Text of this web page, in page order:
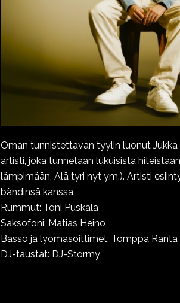
Oman tunnistettavan tyylin luonut Jukka
artisti, joka tunnetaan lukuisista
lämpimään, Älä tyri nyt ym.). Artisti
bändinsä kanssa
Rummut: Toni Puskala
Saksofoni: Matias Heino
Basso ja lyömäsoittimet: Tomppa Ranta
DJ-taustat: DJ-Stormy